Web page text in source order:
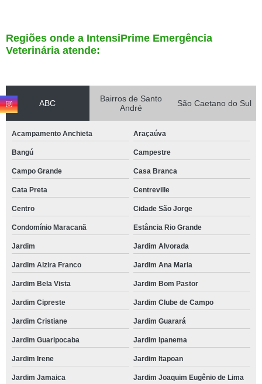
Regiões onde a IntensiPrime Emergência
Veterinária atende:
ABC
Bairros de Santo
André
São Caetano do Sul
Acampamento Anchieta Araçaúva
Bangú Campestre
Campo Grande Casa Branca
Cata Preta Centreville
Centro Cidade São Jorge
Condomínio Maracanã Estância Rio Grande
Jardim Jardim Alvorada
Jardim Alzira Franco Jardim Ana Maria
Jardim Bela Vista Jardim Bom Pastor
Jardim Cipreste Jardim Clube de Campo
Jardim Cristiane Jardim Guarará
Jardim Guaripocaba Jardim Ipanema
Jardim Irene Jardim Itapoan
Jardim Jamaica Jardim Joaquim Eugênio de Lima